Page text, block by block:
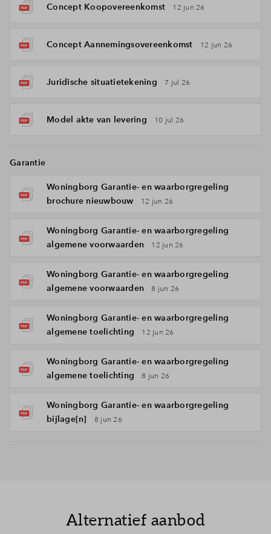
Concept Koopovereenkomst 12 jun 26
Concept Aannemingsovereenkomst 12 jun 26
Juridische situatietekening 7 jul 26
Model akte van levering 10 jul 26
Garantie
Woningborg Garantie- en waarborgregeling
brochure nieuwbouw
12 jun 26
Woningborg Garantie- en waarborgregeling
algemene voorwaarden
12 jun 26
Woningborg Garantie- en waarborgregeling
algemene voorwaarden
8 jun 26
Woningborg Garantie- en waarborgregeling
algemene toelichting
12 jun 26
Woningborg Garantie- en waarborgregeling
algemene toelichting
8 jun 26
Woningborg Garantie- en waarborgregeling
bijlage[n]
8 jun 26
Alternatief aanbod